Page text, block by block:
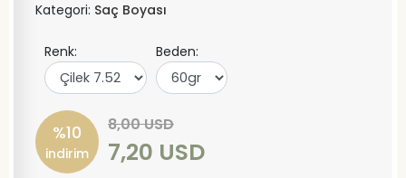
Kategori: Saç Boyası
Renk: Beden:
%10
indirim
8,00 USD
7,20 USD